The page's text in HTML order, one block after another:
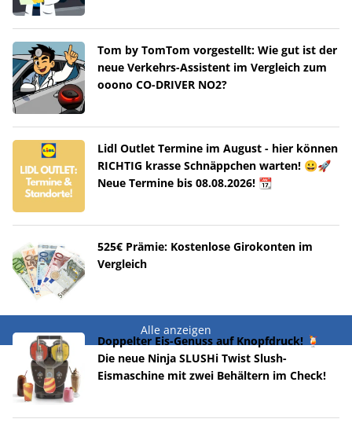
Tom by TomTom vorgestellt: Wie gut ist der
neue Verkehrs-Assistent im Vergleich zum
ooono CO-DRIVER NO2?
Lidl Outlet Termine im August - hier können
RICHTIG krasse Schnäppchen warten! 😀🚀
Neue Termine bis 08.08.2026! 📆
525€ Prämie: Kostenlose Girokonten im
Vergleich
Alle anzeigen
Doppelter Eis-Genuss auf Knopfdruck! 🍹
Die neue Ninja SLUSHi Twist Slush-
Eismaschine mit zwei Behältern im Check!